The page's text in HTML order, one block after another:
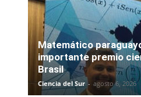
Matemático
importante premio
Brasil
Ciencia del Sur - agosto 6, 2026